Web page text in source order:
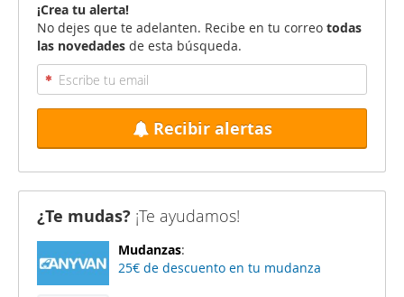
¡Crea tu alerta!
No dejes que te adelanten. Recibe en tu correo todas
las novedades de esta búsqueda.
Recibir alertas
¿Te mudas? ¡Te ayudamos!
Mudanzas:
25€ de descuento en tu mudanza